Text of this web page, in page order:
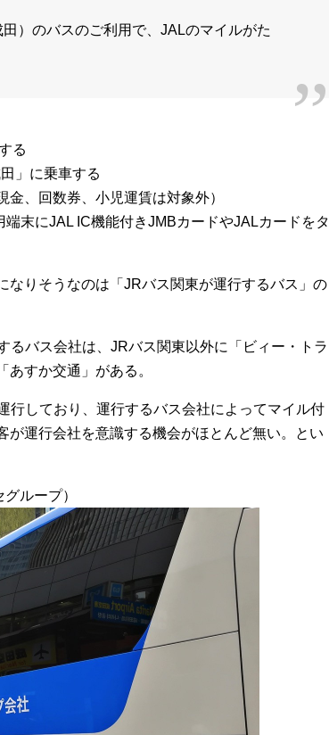
）のバスのご利用で、JALのマイルがた
る
」に乗車する
金、回数券、小児運賃は対象外）
末にJAL IC機能付きJMBカードやJALカードをタ
なりそうなのは「JRバス関東が運行するバス」の
るバス会社は、JRバス関東以外に「ビィー・トラ
すか交通」がある。
行しており、運行するバス会社によってマイル付
が運行会社を意識する機会がほとんど無い。とい
ループ）